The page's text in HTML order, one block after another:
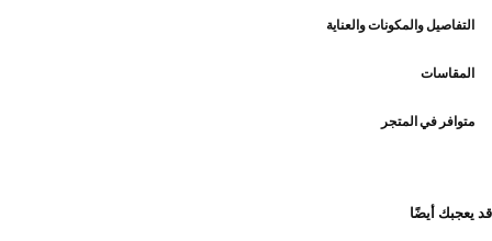
التفاصيل والمكونات والعناية
المقاسات
متوافر في المتجر
قد يعجبك أيضًا